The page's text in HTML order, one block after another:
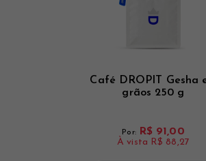
Café DROPIT Gesha
grãos 250 g
Por: R$ 91,00
À vista R$ 88,27